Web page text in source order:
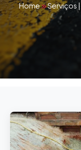
Home Serviços |